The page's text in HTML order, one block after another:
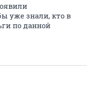
уже знали, кто в
по данной